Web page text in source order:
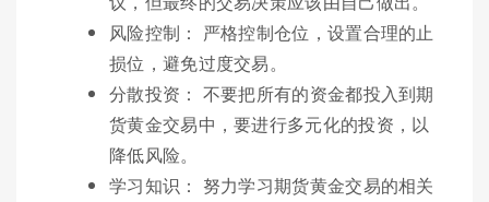
风险控制： 严格控制仓位，设置合理的止
损位，避免过度交易。
分散投资： 不要把所有的资金都投入到期
货黄金交易中，要进行多元化的投资，以
降低风险。
学习知识： 努力学习期货黄金交易的相关